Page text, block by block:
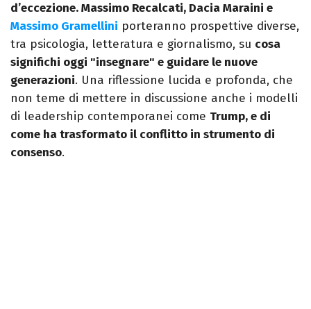
d’eccezione. Massimo Recalcati, Dacia Maraini e
Massimo Gramellini porteranno prospettive diverse,
tra psicologia, letteratura e giornalismo, su cosa
significhi oggi "insegnare" e guidare le nuove
generazioni. Una riflessione lucida e profonda, che
non teme di mettere in discussione anche i modelli
di leadership contemporanei come Trump, e di
come ha trasformato il conflitto in strumento di
consenso.